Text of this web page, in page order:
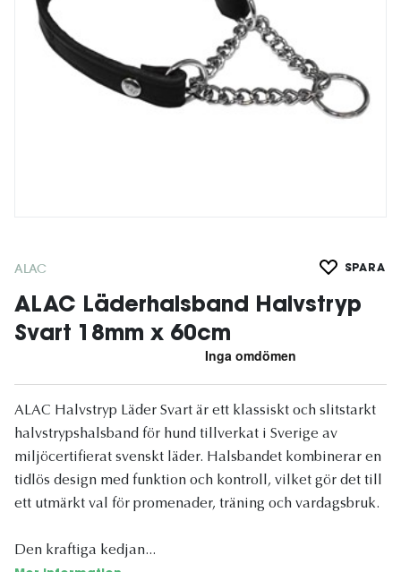
ALAC SPARA
ALAC Läderhalsband Halvstryp
Svart 18mm x 60cm
ALAC Halvstryp Läder Svart är ett klassiskt och slitstarkt
halvstrypshalsband för hund tillverkat i Sverige av
miljöcertifierat svenskt läder. Halsbandet kombinerar en
tidlös design med funktion och kontroll, vilket gör det till
ett utmärkt val för promenader, träning och vardagsbruk.
Den kraftiga kedjan...